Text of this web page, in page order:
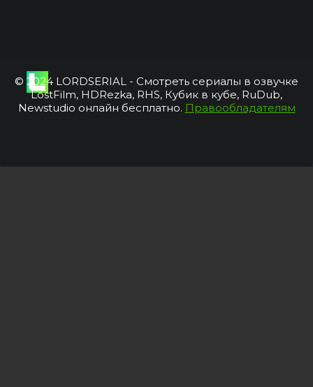
© 2024 LORDSERIAL - Смотреть сериалы в озвучке
LostFilm, HDRezka, RHS, Кубик в кубе, RuDub,
Newstudio онлайн бесплатно. Правообладателям